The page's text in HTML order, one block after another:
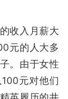
收入月薪大
元的人大多
。由于女性
元对他们